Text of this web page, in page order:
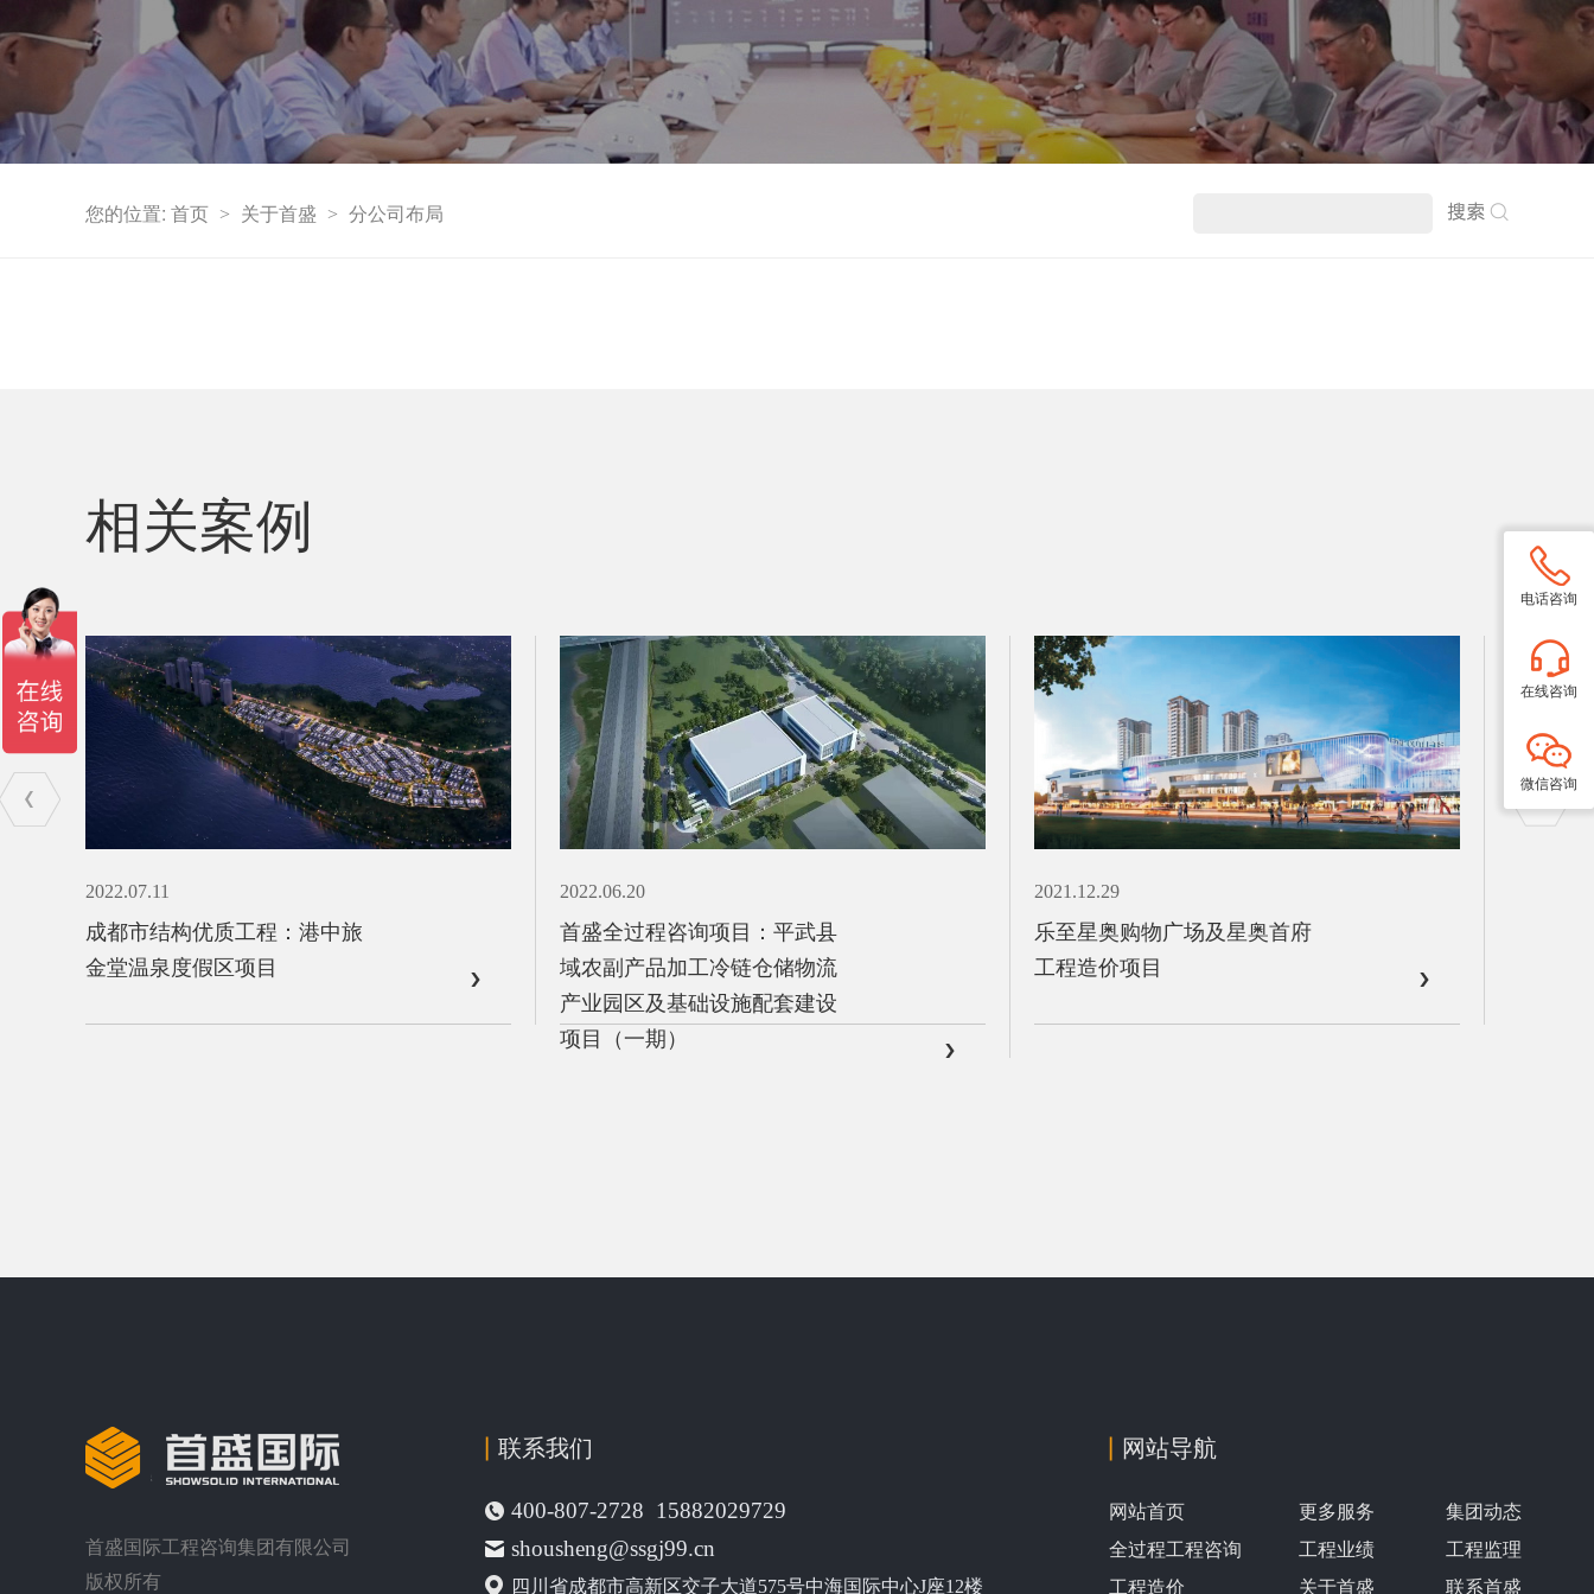
您的位置: 首页 > 关于首盛 > 分公司布局
相关案例
首盛全过程咨询项目：平武县
域农副产品加工冷链仓储物流
乐至星奥购物广场及星奥首府
工程造价项目
2022.07.11
成都市结构优质工程：新津县
人居兴普兴街道骑龙村四组、
十一组人才公寓建设项目
首盛国际工程咨询集团有限公司
版权所有
联系我们
400-807-2728 15882029729
shousheng@ssgj99.cn
四川省成都市高新区交子大道575号中海国际中心J座12楼
网站导航
网站首页 更多服务
集团动态
全过程工程咨询
工程业绩
工程监理
工程造价
关于首盛 联系首盛
电话咨询
在线咨询
微信咨询